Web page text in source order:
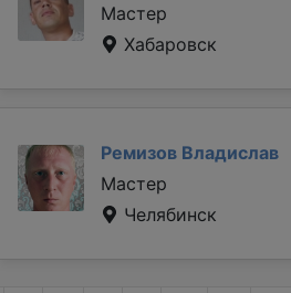
Мастер
Хабаровск
Ремизов Владислав
Мастер
Челябинск